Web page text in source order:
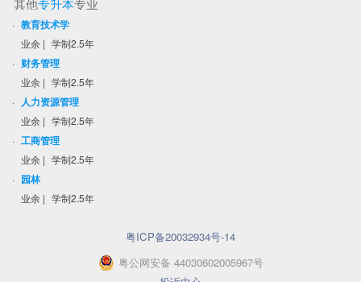
· 教育技术学
业余 | 学制2.5年
· 财务管理
业余 | 学制2.5年
· 人力资源管理
业余 | 学制2.5年
· 工商管理
业余 | 学制2.5年
· 园林
业余 | 学制2.5年
粤ICP备20032934号-14
粤公网安备 44030602005967号